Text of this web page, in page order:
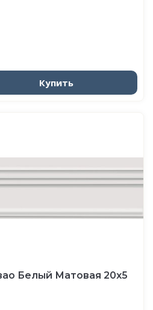
Купить
Белый Матовая 20х5